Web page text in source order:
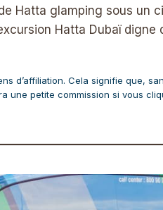
Hatta glamping sous un
Hatta Dubaï digne
d’affiliation. Cela signifie que,
une petite commission si vous